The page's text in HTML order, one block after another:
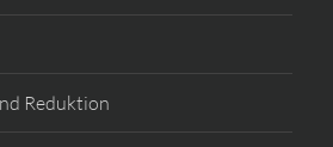
Reduktion